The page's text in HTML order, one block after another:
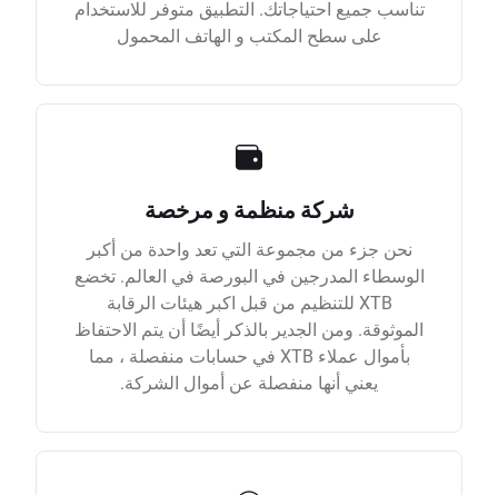
تناسب جميع احتياجاتك. التطبيق متوفر للاستخدام
على سطح المكتب و الهاتف المحمول
شركة منظمة و مرخصة
نحن جزء من مجموعة التي تعد واحدة من أكبر
الوسطاء المدرجين في البورصة في العالم. تخضع
XTB للتنظيم من قبل اكبر هيئات الرقابة
الموثوقة. ومن الجدير بالذكر أيضًا أن يتم الاحتفاظ
بأموال عملاء XTB في حسابات منفصلة ، مما
يعني أنها منفصلة عن أموال الشركة.